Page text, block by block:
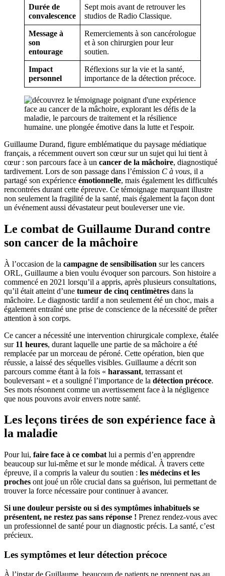
Durée de
convalescence
Sept mois avant de retrouver les
studios de Radio Classique.
Message à
son
entourage
Remerciements à son cancérologue
et à son chirurgien pour leur
soutien.
Impact
personnel
Réflexions sur la vie et la santé,
importance de la détection précoce.
Guillaume Durand, figure emblématique du paysage médiatique
français, a récemment ouvert son cœur sur un sujet qui lui tient à
cœur : son parcours face à un cancer de la mâchoire, diagnostiqué
tardivement. Lors de son passage dans l’émission C à vous, il a
partagé son expérience émotionnelle, mais également les difficultés
rencontrées durant cette épreuve. Ce témoignage marquant illustre
non seulement la fragilité de la santé, mais également la façon dont
un événement aussi dévastateur peut bouleverser une vie.
Le combat de Guillaume Durand contre
son cancer de la mâchoire
À l’occasion de la campagne de sensibilisation sur les cancers
ORL, Guillaume a bien voulu évoquer son parcours. Son histoire a
commencé en 2021 lorsqu’il a appris, après plusieurs consultations,
qu’il était atteint d’une tumeur de cinq centimètres dans la
mâchoire. Le diagnostic tardif a non seulement été un choc, mais a
également entraîné une prise de conscience de la nécessité de prêter
attention à son corps.
Ce cancer a nécessité une intervention chirurgicale complexe, étalée
sur 11 heures, durant laquelle une partie de sa mâchoire a été
remplacée par un morceau de péroné. Cette opération, bien que
réussie, a laissé des séquelles visibles. Guillaume a décrit son
parcours comme étant à la fois « harassant, terrassant et
bouleversant » et a souligné l’importance de la détection précoce.
Ses mots résonnent comme un avertissement face à la négligence
que nous pouvons avoir envers notre santé.
Les leçons tirées de son expérience face à
la maladie
Pour lui, faire face à ce combat lui a permis d’en apprendre
beaucoup sur lui-même et sur le monde médical. À travers cette
épreuve, il a compris la valeur du soutien : les médecins et les
proches ont joué un rôle crucial dans sa guérison, lui permettant de
trouver la force nécessaire pour continuer à avancer.
Si une douleur persiste ou si des symptômes inhabituels se
présentent, ne restez pas sans réponse ! Prenez rendez-vous avec
un professionnel de santé pour un diagnostic précis. La santé, c’est
précieux.
Les symptômes et leur détection précoce
À l’instar de Guillaume, beaucoup de patients ne prennent pas au